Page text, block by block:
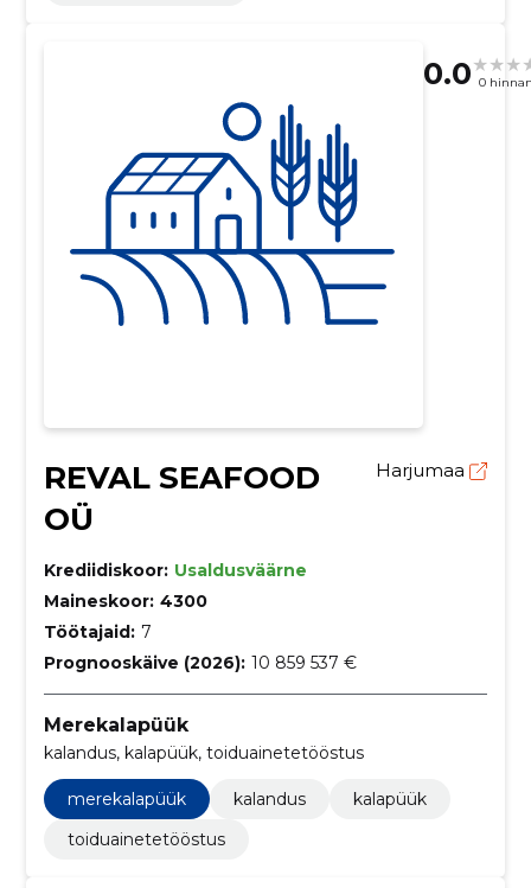
0.0 0
REVAL SEAFOOD
OÜ
Harjumaa
Krediidiskoor: Usaldusväärne
Maineskoor: 4300
Töötajaid: 7
Prognooskäive (2026): 10 859 537 €
Merekalapüük
kalandus, kalapüük, toiduainetetööstus
merekalapüük kalandus
kalapüük
toiduainetetööstus